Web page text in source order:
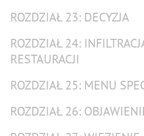
ROZDZIAŁ 23: DECYZJA
ROZDZIAŁ 24:
RESTAURACJI
ROZDZIAŁ 25: MENU
ROZDZIAŁ 26: